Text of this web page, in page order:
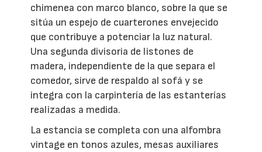
chimenea con marco blanco, sobre la que se
sitúa un espejo de cuarterones envejecido
que contribuye a potenciar la luz natural.
Una segunda divisoria de listones de
madera, independiente de la que separa el
comedor, sirve de respaldo al sofá y se
integra con la carpintería de las estanterías
realizadas a medida.
La estancia se completa con una alfombra
vintage en tonos azules, mesas auxiliares